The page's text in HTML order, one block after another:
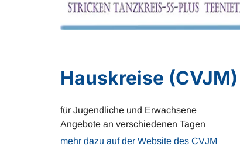
Hauskreise (CVJM)
für Jugendliche und Erwachsene
Angebote an verschiedenen Tagen
mehr dazu auf der Website des CVJM